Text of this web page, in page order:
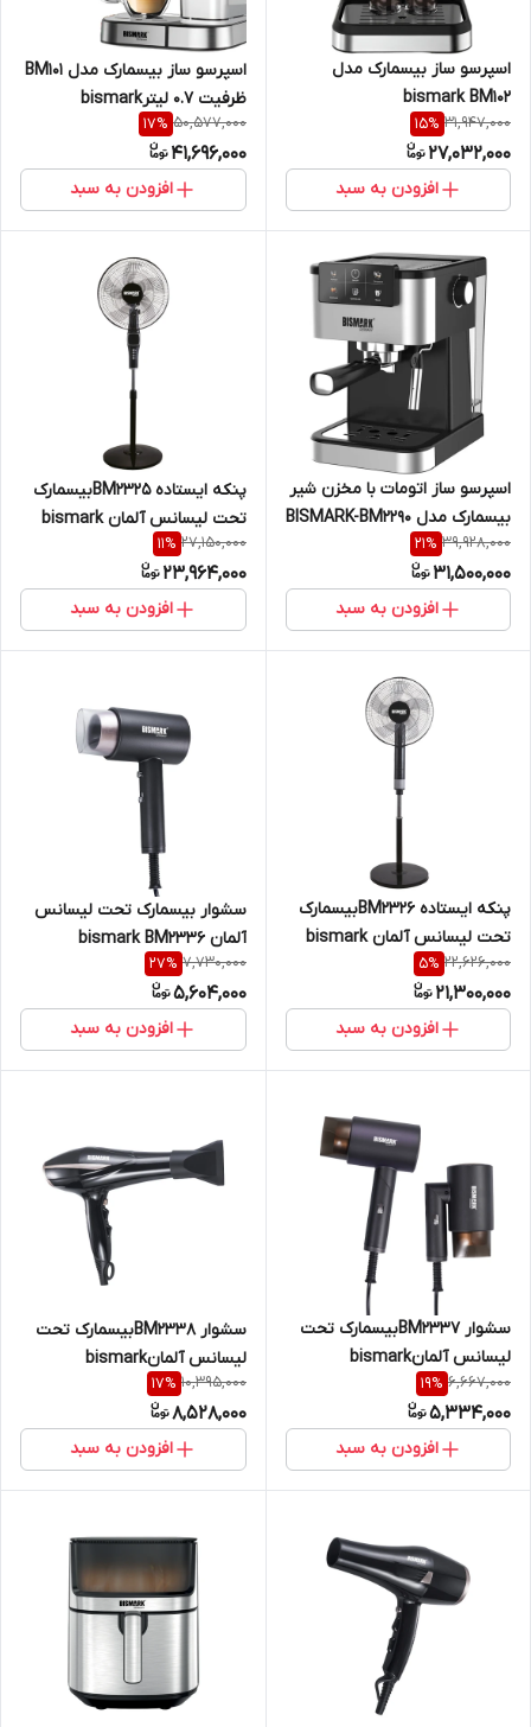
اسپرسو ساز بیسمارک مدل
bismark BM102
31,947,000
15%
27,032,000
افزودن به سبد
اسپرسو ساز بیسمارک مدل BM101
ظرفیت ۰.۷ لیترbismark
50,577,000
17%
41,696,000
افزودن به سبد
اسپرسو ساز اتومات با مخزن شیر
بیسمارک مدل BISMARK-BM2290
39,928,000
21%
31,500,000
افزودن به سبد
پنکه ایستاده BM2325بیسمارک
تحت لیسانس آلمان bismark
27,150,000
11%
23,964,000
افزودن به سبد
پنکه ایستاده BM2326بیسمارک
تحت لیسانس آلمان bismark
22,626,000
5%
21,300,000
افزودن به سبد
سشوار بیسمارک تحت لیسانس
آلمان bismark BM2336
7,730,000
27%
5,604,000
افزودن به سبد
سشوار BM2337بیسمارک تحت
لیسانس آلمانbismark
6,667,000
19%
5,334,000
افزودن به سبد
سشوار BM2338بیسمارک تحت
لیسانس آلمانbismark
10,395,000
17%
8,528,000
افزودن به سبد